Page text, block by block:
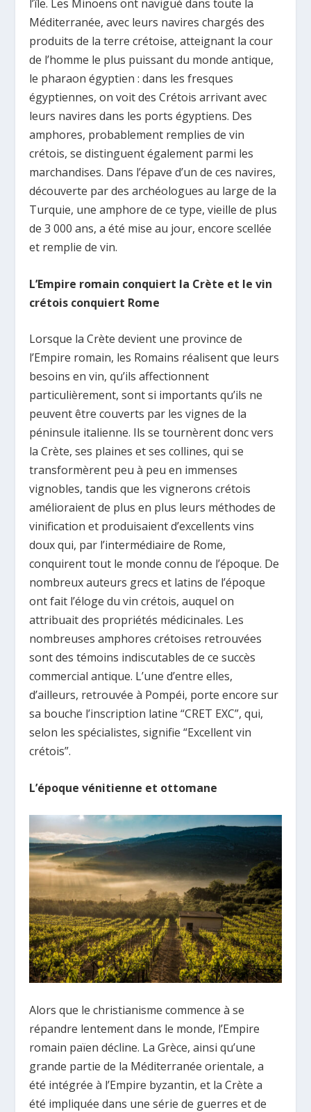
l’île. Les Minoens ont navigué dans toute la
Méditerranée, avec leurs navires chargés des
produits de la terre crétoise, atteignant la cour
de l’homme le plus puissant du monde antique,
le pharaon égyptien : dans les fresques
égyptiennes, on voit des Crétois arrivant avec
leurs navires dans les ports égyptiens. Des
amphores, probablement remplies de vin
crétois, se distinguent également parmi les
marchandises. Dans l’épave d’un de ces navires,
découverte par des archéologues au large de la
Turquie, une amphore de ce type, vieille de plus
de 3 000 ans, a été mise au jour, encore scellée
et remplie de vin.
L’Empire romain conquiert la Crète et le vin
crétois conquiert Rome
Lorsque la Crète devient une province de
l’Empire romain, les Romains réalisent que leurs
besoins en vin, qu’ils affectionnent
particulièrement, sont si importants qu’ils ne
peuvent être couverts par les vignes de la
péninsule italienne. Ils se tournèrent donc vers
la Crète, ses plaines et ses collines, qui se
transformèrent peu à peu en immenses
vignobles, tandis que les vignerons crétois
amélioraient de plus en plus leurs méthodes de
vinification et produisaient d’excellents vins
doux qui, par l’intermédiaire de Rome,
conquirent tout le monde connu de l’époque. De
nombreux auteurs grecs et latins de l’époque
ont fait l’éloge du vin crétois, auquel on
attribuait des propriétés médicinales. Les
nombreuses amphores crétoises retrouvées
sont des témoins indiscutables de ce succès
commercial antique. L’une d’entre elles,
d’ailleurs, retrouvée à Pompéi, porte encore sur
sa bouche l’inscription latine “CRET EXC”, qui,
selon les spécialistes, signifie “Excellent vin
crétois”.
L’époque vénitienne et ottomane
Alors que le christianisme commence à se
répandre lentement dans le monde, l’Empire
romain païen décline. La Grèce, ainsi qu’une
grande partie de la Méditerranée orientale, a
été intégrée à l’Empire byzantin, et la Crète a
été impliquée dans une série de guerres et de